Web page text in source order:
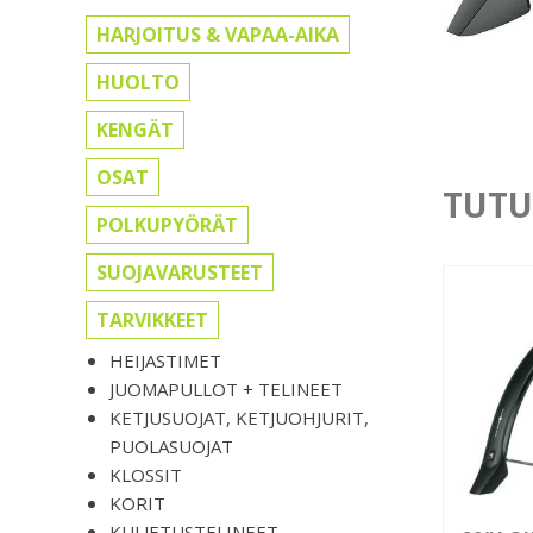
HARJOITUS & VAPAA-AIKA
HUOLTO
KENGÄT
OSAT
POLKUPYÖRÄT
SUOJAVARUSTEET
TARVIKKEET
HEIJASTIMET
JUOMAPULLOT + TELINEET
KETJUSUOJAT, KETJUOHJURIT,
PUOLASUOJAT
KLOSSIT
KORIT